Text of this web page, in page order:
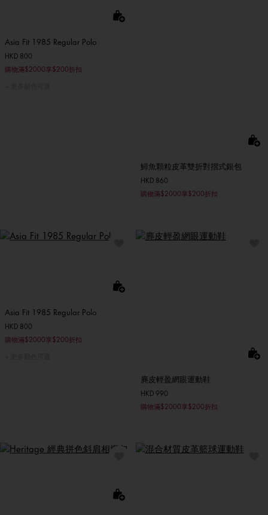
Asia Fit 1985 Regular Polo
HKD 800
購物滿$2000享$200折扣
鱘魚顆粒皮革雙折對摺式銀包
HKD 860
購物滿$2000享$200折扣
Asia Fit 1985 Regular Polo
HKD 800
購物滿$2000享$200折扣
麂皮輕盈網眼運動鞋
HKD 990
購物滿$2000享$200折扣